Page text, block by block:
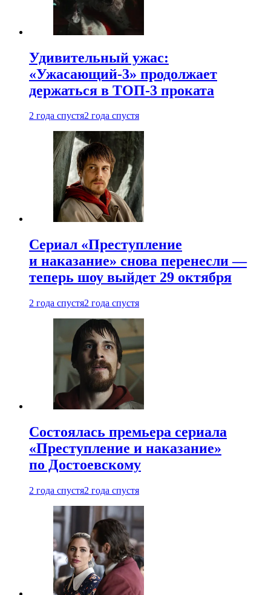
Удивительный ужас:
«Ужасающий-3» продолжает
держаться в ТОП-3 проката
2 года спустя2 года спустя
Сериал «Преступление
и наказание» снова перенесли —
теперь шоу выйдет 29 октября
2 года спустя2 года спустя
Состоялась премьера сериала
«Преступление и наказание»
по Достоевскому
2 года спустя2 года спустя